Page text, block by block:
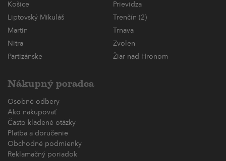
Košice
Prievidza
Liptovský Mikuláš
Trenčín (2)
Martin
Trnava
Nitra
Zvolen
Partizánske
Žiar nad Hronom
Nákupný poradca
Osobné odbery
Ako nakupovať
Často kladené otázky
Platba a doručenie
Obchodné podmienky
Reklamačný poriadok